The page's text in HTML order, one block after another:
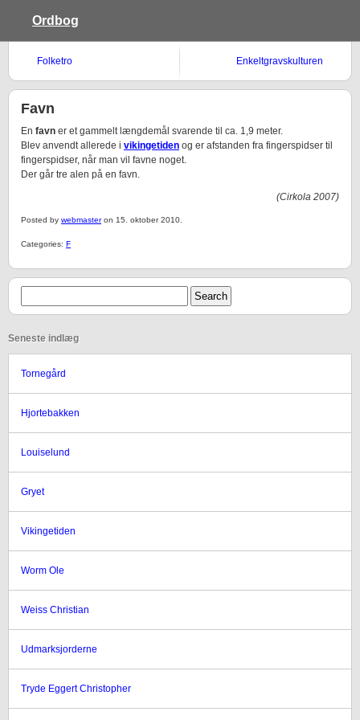
Ordbog
Folketro Enkeltgravskulturen
Favn
En favn er et gammelt længdemål svarende til ca. 1,9 meter.
Blev anvendt allerede i vikingetiden og er afstanden fra fingerspidser til
fingerspidser, når man vil favne noget.
Der går tre alen på en favn.
(Cirkola 2007)
Posted by webmasteron 15. oktober 2010.
Categories: F
Seneste indlæg
Tornegård
Hjortebakken
Louiselund
Gryet
Vikingetiden
Worm Ole
Weiss Christian
Udmarksjorderne
Tryde Eggert Christopher